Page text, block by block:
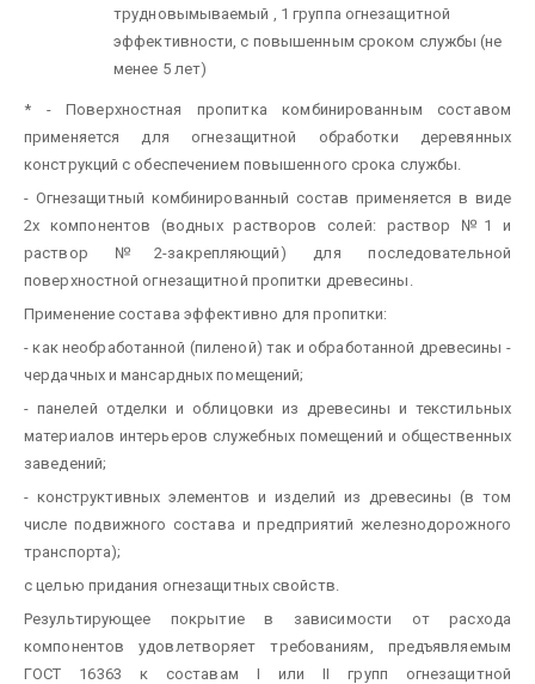
трудновымываемый , 1 группа огнезащитной
эффективности, с повышенным сроком службы (не
менее 5 лет)
* - Поверхностная пропитка комбинированным составом
применяется для огнезащитной обработки деревянных
конструкций с обеспечением повышенного срока службы.
- Огнезащитный комбинированный состав применяется в виде
2х компонентов (водных растворов солей: раствор №1 и
раствор №2-закрепляющий) для последовательной
поверхностной огнезащитной пропитки древесины.
Применение состава эффективно для пропитки:
- как необработанной (пиленой) так и обработанной древесины -
чердачных и мансардных помещений;
- панелей отделки и облицовки из древесины и текстильных
материалов интерьеров служебных помещений и общественных
заведений;
- конструктивных элементов и изделий из древесины (в том
числе подвижного состава и предприятий железнодорожного
транспорта);
с целью придания огнезащитных свойств.
Результирующее покрытие в зависимости от расхода
компонентов удовлетворяет требованиям, предъявляемым
ГОСТ 16363 к составам I или II групп огнезащитной